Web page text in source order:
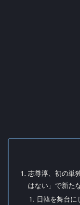
志尊淳、初の単
はない」で新た
日韓を舞台